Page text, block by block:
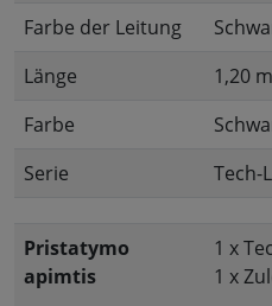
Farbe der Leitung
Länge
1,20 m
Farbe
Serie
Tech-
Pristatymo
apimtis
1 x
1 x